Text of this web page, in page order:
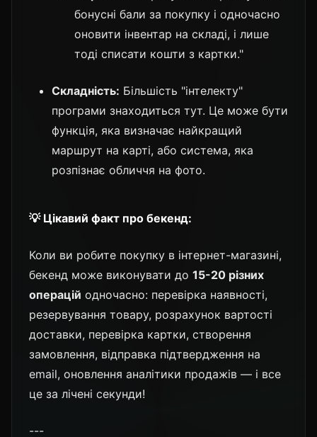
бонусні бали за покупку і одночасно
оновити інвентар на складі, і лише
тоді списати кошти з картки."
Складність: Більшість "інтелекту"
програми знаходиться тут. Це може бути
функція, яка визначає найкращий
маршрут на карті, або система, яка
розпізнає обличчя на фото.
💡 Цікавий факт про бекенд:
Коли ви робите покупку в інтернет-магазині,
бекенд може виконувати до 15-20 різних
операцій одночасно: перевірка наявності,
резервування товару, розрахунок вартості
доставки, перевірка картки, створення
замовлення, відправка підтвердження на
email, оновлення аналітики продажів — і все
це за лічені секунди!
---